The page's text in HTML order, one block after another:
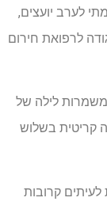
לערב יועצים,
לרפואת חירום
לילה של
קריטית בשלוש
קרובות